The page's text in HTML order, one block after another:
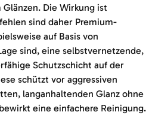
Die Wirkung ist
sind daher Premium-
auf Basis von
sind, eine selbstvernetzende,
Schutzschicht auf der
schützt vor aggressiven
langanhaltenden Glanz ohne
eine einfachere Reinigung.